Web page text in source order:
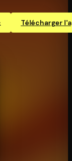
Télécharger